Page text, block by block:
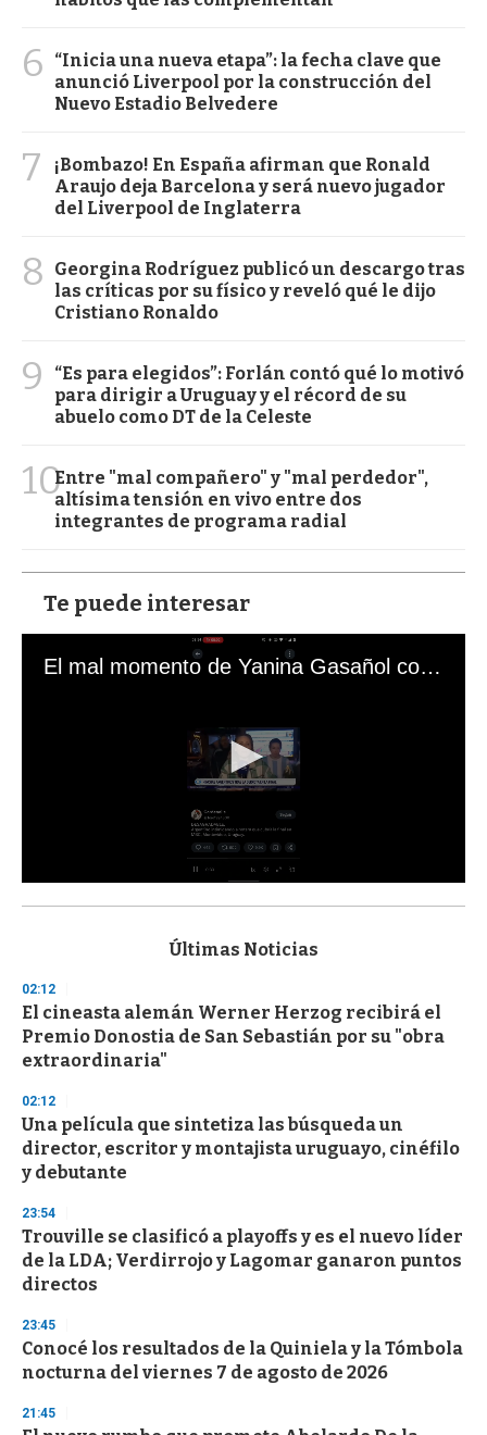
6
“Inicia una nueva etapa”: la fecha clave que
anunció Liverpool por la construcción del
Nuevo Estadio Belvedere
7
¡Bombazo! En España afirman que Ronald
Araujo deja Barcelona y será nuevo jugador
del Liverpool de Inglaterra
8
Georgina Rodríguez publicó un descargo tras
las críticas por su físico y reveló qué le dijo
Cristiano Ronaldo
9
“Es para elegidos”: Forlán contó qué lo motivó
para dirigir a Uruguay y el récord de su
abuelo como DT de la Celeste
10Entre "mal compañero" y "mal perdedor",
altísima tensión en vivo entre dos
integrantes de programa radial
Te puede interesar
El mal momento de Yanina Gasañol con un hincha argentino en "Subrayado"
s
d
s
o
f
3
s
e
c
o
n
d
Últimas Noticias
02:12
El cineasta alemán Werner Herzog recibirá el
Premio Donostia de San Sebastián por su "obra
extraordinaria"
02:12
Una película que sintetiza las búsqueda un
director, escritor y montajista uruguayo, cinéfilo
y debutante
23:54
Trouville se clasificó a playoffs y es el nuevo líder
de la LDA; Verdirrojo y Lagomar ganaron puntos
directos
23:45
Conocé los resultados de la Quiniela y la Tómbola
nocturna del viernes 7 de agosto de 2026
21:45